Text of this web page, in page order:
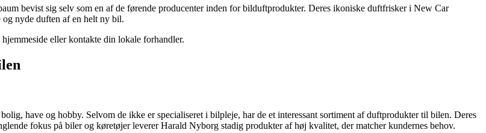
bevist sig selv som en af de førende producenter inden for bilduftprodukter. Deres ikoniske duftfrisker i New Car
og nyde duften af en helt ny bil.
eller kontakte din lokale forhandler.
have og hobby. Selvom de ikke er specialiseret i bilpleje, har de et interessant sortiment af duftprodukter til bilen. Deres
fokus på biler og køretøjer leverer Harald Nyborg stadig produkter af høj kvalitet, der matcher kundernes behov.